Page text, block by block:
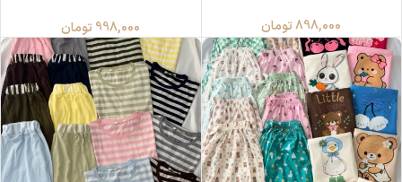
898,000 تومان
998,000 تومان